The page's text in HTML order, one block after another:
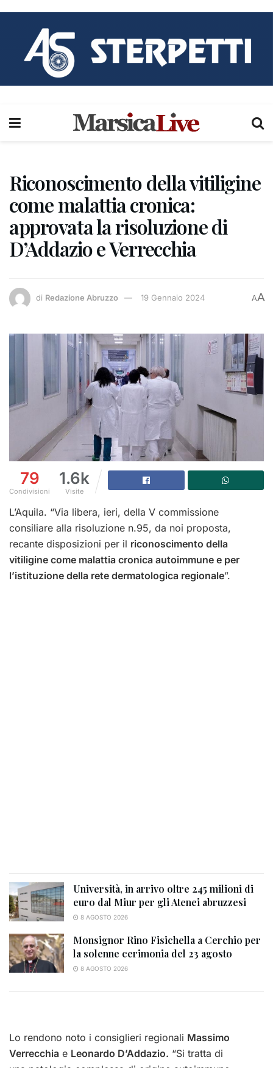
Riconoscimento della vitiligine
come malattia cronica:
approvata la risoluzione di
D’Addazio e Verrecchia
di Redazione Abruzzo 19 Gennaio 2024 AA
79
Condivisioni
1.6k
Visite
L’Aquila. “Via libera, ieri, della V commissione
consiliare alla risoluzione n.95, da noi proposta,
recante disposizioni per il riconoscimento della
vitiligine come malattia cronica autoimmune e per
l’istituzione della rete dermatologica regionale”.
Università, in arrivo oltre 245 milioni di
euro dal Miur per gli Atenei abruzzesi
8 AGOSTO 2026
Monsignor Rino Fisichella a Cerchio per
la solenne cerimonia del 23 agosto
8 AGOSTO 2026
Lo rendono noto i consiglieri regionali Massimo
Verrecchia e Leonardo D’Addazio. “Si tratta di